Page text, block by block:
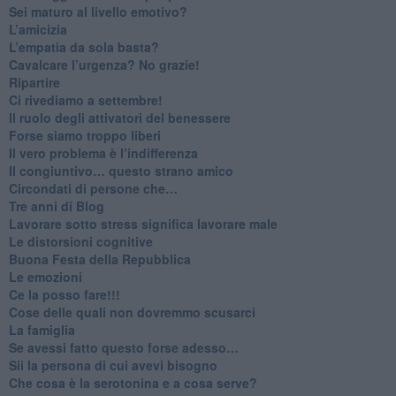
​Sei maturo al livello emotivo?
​L’amicizia
​L’empatia da sola basta?
​Cavalcare l’urgenza? No grazie!
Ripartire
​Ci rivediamo a settembre!
​Il ruolo degli attivatori del benessere
​Forse siamo troppo liberi
​Il vero problema è l’indifferenza
​Il congiuntivo… questo strano amico
​Circondati di persone che…
​Tre anni di Blog
​Lavorare sotto stress significa lavorare male
​Le distorsioni cognitive
​Buona Festa della Repubblica
Le emozioni
​Ce la posso fare!!!
​Cose delle quali non dovremmo scusarci
​La famiglia
​Se avessi fatto questo forse adesso…
​Sii la persona di cui avevi bisogno
Che cosa è la serotonina e a cosa serve?